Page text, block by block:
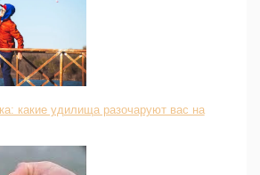
какие удилища разочаруют вас на